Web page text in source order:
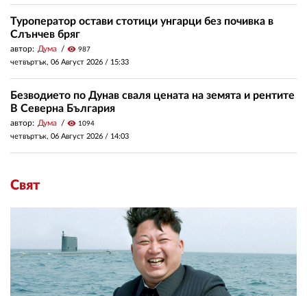
Туроператор остави стотици унгарци без почивка в
Слънчев бряг
автор: Дума visibility 987
четвъртък, 06 Август 2026 / 15:33
Безводието по Дунав сваля цената на земята и рентите
В Северна България
автор: Дума visibility 1094
четвъртък, 06 Август 2026 / 14:03
Свят